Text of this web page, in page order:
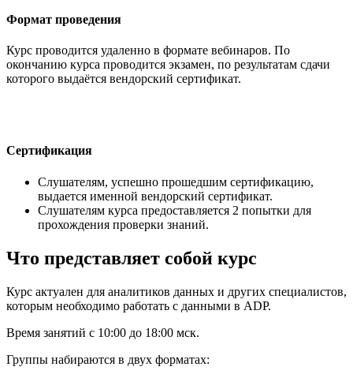
Формат проведения
Курс проводится удаленно в формате вебинаров. По
окончанию курса проводится экзамен, по результатам сдачи
которого выдаётся вендорский сертификат.
Сертификация
Слушателям, успешно прошедшим сертификацию,
выдается именной вендорский сертификат.
Слушателям курса предоставляется 2 попытки для
прохождения проверки знаний.
Что представляет собой курс
Курс актуален для аналитиков данных и других специалистов,
которым необходимо работать с данными в ADP.
Время занятий с 10:00 до 18:00 мск.
Группы набираются в двух форматах: